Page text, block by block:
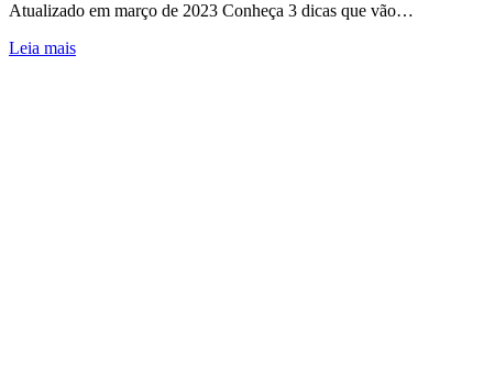
Atualizado em março de 2023 Conheça 3 dicas que vão…
Leia mais